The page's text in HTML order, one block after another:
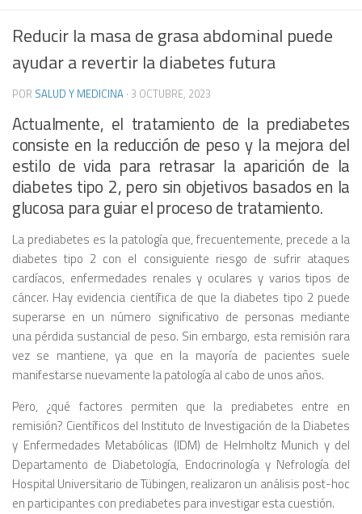
Reducir la masa de grasa abdominal puede
ayudar a revertir la diabetes futura
POR SALUD Y MEDICINA · 3 OCTUBRE, 2023
Actualmente, el tratamiento de la prediabetes
consiste en la reducción de peso y la mejora del
estilo de vida para retrasar la aparición de la
diabetes tipo 2, pero sin objetivos basados ​​en la
glucosa para guiar el proceso de tratamiento.
La prediabetes es la patología que, frecuentemente, precede a la
diabetes tipo 2 con el consiguiente riesgo de sufrir ataques
cardíacos, enfermedades renales y oculares y varios tipos de
cáncer. Hay evidencia científica de que la diabetes tipo 2 puede
superarse en un número significativo de personas mediante
una pérdida sustancial de peso. Sin embargo, esta remisión rara
vez se mantiene, ya que en la mayoría de pacientes suele
manifestarse nuevamente la patología al cabo de unos años.
Pero, ¿qué factores permiten que la prediabetes entre en
remisión? Científicos del Instituto de Investigación de la Diabetes
y Enfermedades Metabólicas (IDM) de Helmholtz Munich y del
Departamento de Diabetología, Endocrinología y Nefrología del
Hospital Universitario de Tübingen, realizaron un análisis post-hoc
en participantes con prediabetes para investigar esta cuestión.